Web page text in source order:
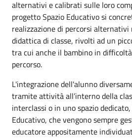
alternativi e calibrati sulle loro
progetto Spazio Educativo si
realizzazione di percorsi
didattica di classe, rivolti ad un
tra cui anche il bambino in
percorso.
L'integrazione dell'alunno
tramite attività all’interno della
interclassi o in uno spazio dedicato,
Educativo, che vengono sempre
educatore appositamente